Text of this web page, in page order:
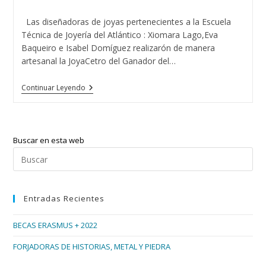
Las diseñadoras de joyas pertenecientes a la Escuela
Técnica de Joyería del Atlántico : Xiomara Lago,Eva
Baqueiro e Isabel Domíguez realizarón de manera
artesanal la JoyaCetro del Ganador del…
Continuar LeyendoEl
Guapo
Las
De
Atlántico
Buscar en esta web
Entradas Recientes
BECAS ERASMUS + 2022
FORJADORAS DE HISTORIAS, METAL Y PIEDRA